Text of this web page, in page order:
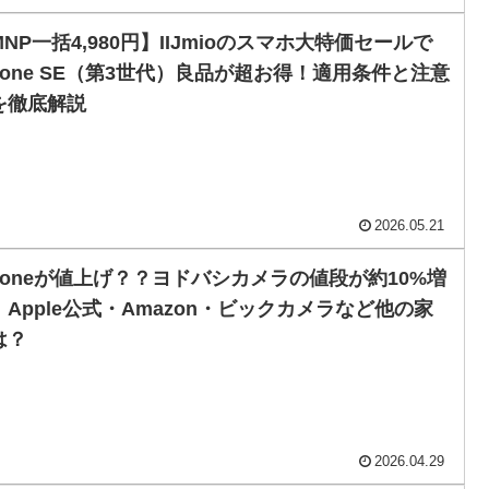
一括4,980円】IIJmioのスマホ大特価セールで
SE（第3世代）良品が超お得！適用条件と注意
徹底解説
2026.05.21
が値上げ？？ヨドバシカメラの値段が約10%増
Apple公式・Amazon・ビックカメラなど他の家
？
2026.04.29